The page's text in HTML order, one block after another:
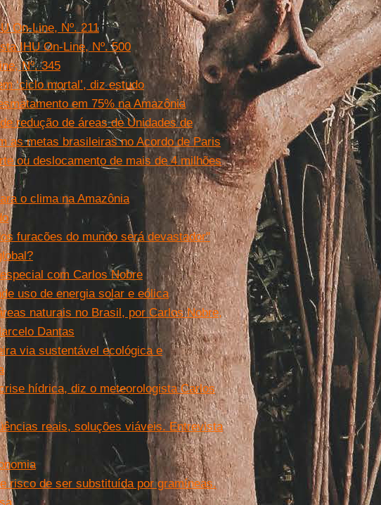
On-Line, Nº. 211
IHU On-Line, Nº. 500
Nº. 345
‘ciclo mortal’, diz estudo
em 75% na Amazônia
redução de áreas de Unidades de
as metas brasileiras no Acordo de Paris
ou deslocamento de mais de 4 milhões
o clima na Amazônia
furacões do mundo será devastador"
com Carlos Nobre
uso de energia solar e eólica
naturais no Brasil, por Carlos Nobre,
Dantas
via sustentável ecológica e
hídrica, diz o meteorologista Carlos
reais, soluções viáveis. Entrevista
risco de ser substituída por gramíneas.